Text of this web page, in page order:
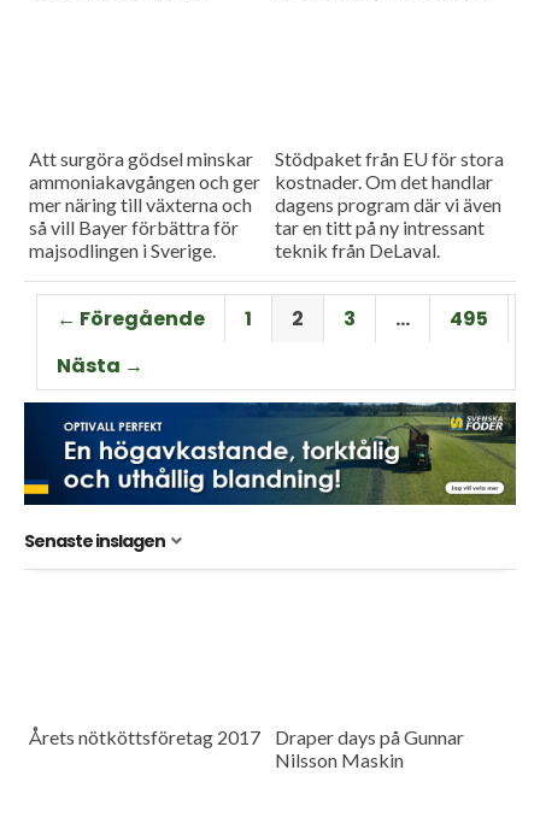
Att surgöra gödsel minskar
ammoniakavgången och ger
mer näring till växterna och
så vill Bayer förbättra för
majsodlingen i Sverige.
Stödpaket från EU för stora
kostnader. Om det handlar
dagens program där vi även
tar en titt på ny intressant
teknik från DeLaval.
← Föregående 1 2 3 …
495
Nästa →
Senaste inslagen
Årets nötköttsföretag 2017
Draper days på Gunnar
Nilsson Maskin